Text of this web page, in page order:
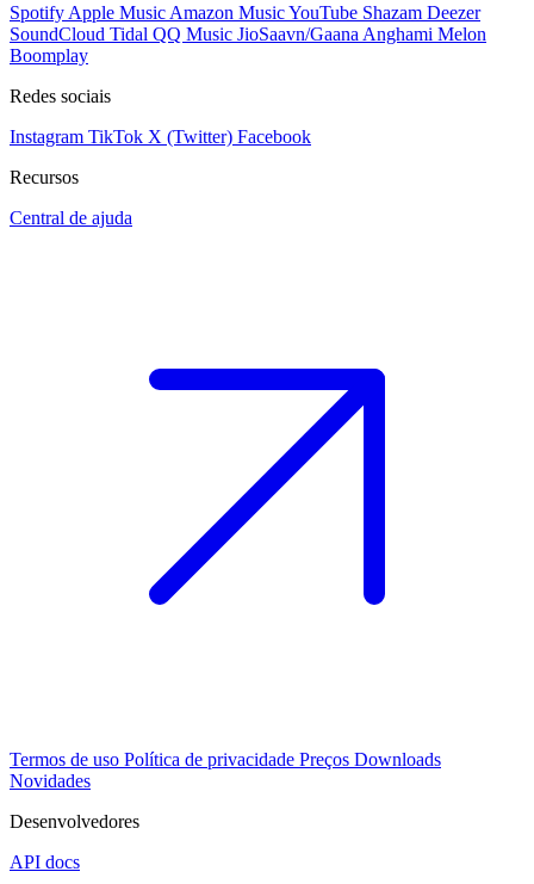
Spotify Apple Music Amazon MusicYouTube Shazam Deezer
SoundCloud Tidal QQ Music JioSaavn/Gaana Anghami Melon
Boomplay
Redes sociais
Instagram TikTok X (Twitter) Facebook
Recursos
Central de ajuda
Termos de uso Política de privacidade Preços Downloads
Novidades
Desenvolvedores
API docs